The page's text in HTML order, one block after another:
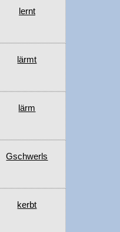
lernt
lärmt
lärm
Gschwerls
kerbt